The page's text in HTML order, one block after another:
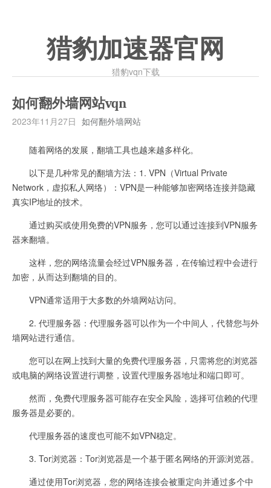
猎豹加速器官网
猎豹vqn下载
如何翻外墙网站vqn
2023年11月27日 如何翻外墙网站
随着网络的发展，翻墙工具也越来越多样化。
以下是几种常见的翻墙方法：1. VPN（Virtual Private
Network，虚拟私人网络）：VPN是一种能够加密网络连接并隐藏
真实IP地址的技术。
通过购买或使用免费的VPN服务，您可以通过连接到VPN服务
器来翻墙。
这样，您的网络流量会经过VPN服务器，在传输过程中会进行
加密，从而达到翻墙的目的。
VPN通常适用于大多数的外墙网站访问。
2. 代理服务器：代理服务器可以作为一个中间人，代替您与外
墙网站进行通信。
您可以在网上找到大量的免费代理服务器，只需将您的浏览器
或电脑的网络设置进行调整，设置代理服务器地址和端口即可。
然而，免费代理服务器可能存在安全风险，选择可信赖的代理
服务器是必要的。
代理服务器的速度也可能不如VPN稳定。
3. Tor浏览器：Tor浏览器是一个基于匿名网络的开源浏览器。
通过使用Tor浏览器，您的网络连接会被重定向并通过多个中